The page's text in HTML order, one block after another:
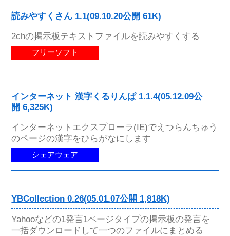
読みやすくさん 1.1(09.10.20公開 61K)
2chの掲示板テキストファイルを読みやすくする
フリーソフト
インターネット 漢字くるりんぱ 1.1.4(05.12.09公
開 6,325K)
インターネットエクスプローラ(IE)でえつらんちゅう
のページの漢字をひらがなにします
シェアウェア
YBCollection 0.26(05.01.07公開 1,818K)
Yahooなどの1発言1ページタイプの掲示板の発言を
一括ダウンロードして一つのファイルにまとめる